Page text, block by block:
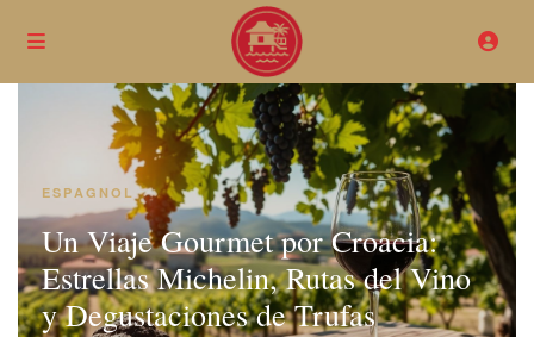
ESPAGNOL
Un Viaje Gourmet por Croacia:
Estrellas Michelin, Rutas del Vino
y Degustaciones de Trufas